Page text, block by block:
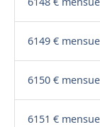
6149 €
6150 €
6151 €